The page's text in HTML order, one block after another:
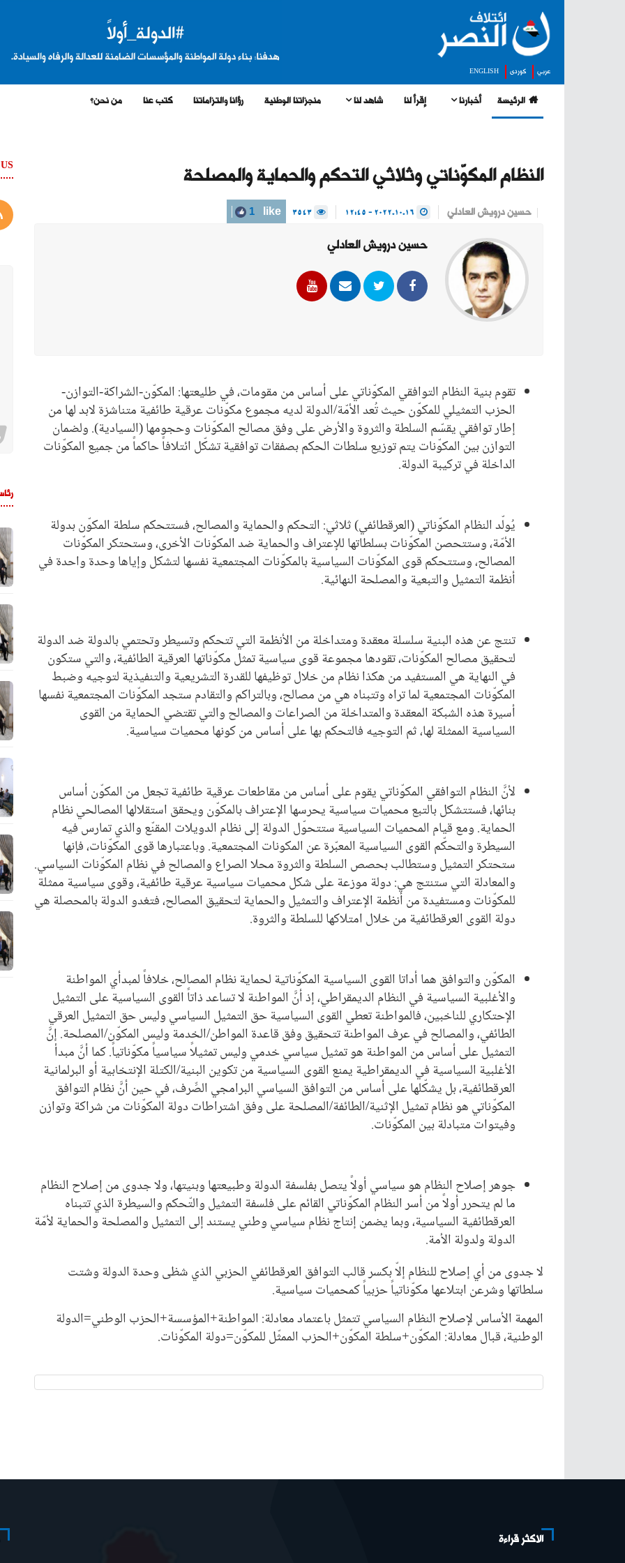
ENGLISH كوردى عربي
الرئيسة أخبارنا إقرأ لنا شاهد لنا منجزاتنا الوطنية رؤانا والتزاماتنا كتب عنا من نحن؟
النظام المكوّناتي وثلاثي التحكم والحماية والمصلحة
حسين درويش العادلي like
1
حسين درويش العادلي
تقوم بنية النظام التوافقي المكوّناتي على أساس من مقومات، في طليعتها: المكوّن-الشراكة-التوازن-
الحزب التمثيلي للمكوّن حيث تُعد الأمّة/الدولة لديه مجموع مكوّنات عرقية طائفية متناشزة لابد لها من
إطار توافقي يقسّم السلطة والثروة والأرض على وفق مصالح المكوّنات وحجومها (السيادية). ولضمان
التوازن بين المكوّنات يتم توزيع سلطات الحكم بصفقات توافقية تشكّل ائتلافاً حاكماً من جميع المكوّنات
الداخلة في تركيبة الدولة.
يُولّد النظام المكوّناتي (العرقطائفي) ثلاثي: التحكم والحماية والمصالح، فستتحكم سلطة المكوّن بدولة
الأمّة، وستتحصن المكوّنات بسلطاتها للإعتراف والحماية ضد المكوّنات الأخرى، وستحتكر المكوّنات
المصالح، وستتحكم قوى المكوّنات السياسية بالمكوّنات المجتمعية نفسها لتشكل وإياها وحدة واحدة في
أنظمة التمثيل والتبعية والمصلحة النهائية.
تنتج عن هذه البنية سلسلة معقدة ومتداخلة من الأنظمة التي تتحكم وتسيطر وتحتمي بالدولة ضد الدولة
لتحقيق مصالح المكوّنات، تقودها مجموعة قوى سياسية تمثل مكوّناتها العرقية الطائفية، والتي ستكون
في النهاية هي المستفيد من هكذا نظام من خلال توظيفها للقدرة التشريعية والتنفيذية لتوجيه وضبط
المكوّنات المجتمعية لما تراه وتتبناه هي من مصالح، وبالتراكم والتقادم ستجد المكوّنات المجتمعية نفسها
أسيرة هذه الشبكة المعقدة والمتداخلة من الصراعات والمصالح والتي تقتضي الحماية من القوى
السياسية الممثلة لها، ثم التوجيه فالتحكم بها على أساس من كونها محميات سياسية.
لأنَّ النظام التوافقي المكوّناتي يقوم على أساس من مقاطعات عرقية طائفية تجعل من المكوّن أساس
بنائها، فستتشكل بالتبع محميات سياسية يحرسها الإعتراف بالمكوّن ويحقق استقلالها المصالحي نظام
الحماية. ومع قيام المحميات السياسية ستتحوّل الدولة إلى نظام الدويلات المقنّع والذي تمارس فيه
السيطرة والتحكّم القوى السياسية المعبّرة عن المكونات المجتمعية. وباعتبارها قوى المكوّنات، فإنها
ستحتكر التمثيل وستطالب بحصص السلطة والثروة محلا الصراع والمصالح في نظام المكوّنات السياسي.
والمعادلة التي ستنتج هي: دولة موزعة على شكل محميات سياسية عرقية طائفية، وقوى سياسية ممثلة
للمكوّنات ومستفيدة من أنظمة الإعتراف والتمثيل والحماية لتحقيق المصالح، فتغدو الدولة بالمحصلة هي
دولة القوى العرقطائفية من خلال امتلاكها للسلطة والثروة.
المكوّن والتوافق هما أداتا القوى السياسية المكوّناتية لحماية نظام المصالح، خلافاً لمبدأي المواطنة
والأغلبية السياسية في النظام الديمقراطي، إذ أنَّ المواطنة لا تساعد ذاتاً القوى السياسية على التمثيل
الإحتكاري للناخبين، فالمواطنة تعطي القوى السياسية حق التمثيل السياسي وليس حق التمثيل العرقي
الطائفي، والمصالح في عرف المواطنة تتحقيق وفق قاعدة المواطن/الخدمة وليس المكوّن/المصلحة. إنَّ
التمثيل على أساس من المواطنة هو تمثيل سياسي خدمي وليس تمثيلاً سياسياً مكوّناتياً. كما أنَّ مبدأ
الأغلبية السياسية في الديمقراطية يمنع القوى السياسية من تكوين البنية/الكتلة الإنتخابية أو البرلمانية
العرقطائفية، بل يشكّلها على أساس من التوافق السياسي البرامجي الصِّرف، في حين أنَّ نظام التوافق
المكوّناتي هو نظام تمثيل الإثنية/الطائفة/المصلحة على وفق اشتراطات دولة المكوّنات من شراكة وتوازن
وفيتوات متبادلة بين المكوّنات.
جوهر إصلاح النظام هو سياسي أولاً يتصل بفلسفة الدولة وطبيعتها وبنيتها، ولا جدوى من إصلاح النظام
ما لم يتحرر أولاً من أسر النظام المكوّناتي القائم على فلسفة التمثيل والتّحكم والسيطرة الذي تتبناه
العرقطائفية السياسية، وبما يضمن إنتاج نظام سياسي وطني يستند إلى التمثيل والمصلحة والحماية لأمّة
الدولة ولدولة الأمة.
لا جدوى من أي إصلاح للنظام إلاّ بكسر قالب التوافق العرقطائفي الحزبي الذي شظى وحدة الدولة وشتت
سلطاتها وشرعن ابتلاعها مكوّناتياً حزبياً كمحميات سياسية.
المهمة الأساس لإصلاح النظام السياسي تتمثل باعتماد معادلة: المواطنة+المؤسسة+الحزب الوطني=الدولة
الوطنية، قبال معادلة: المكوّن+سلطة المكوّن+الحزب الممثّل للمكوّن=دولة المكوّنات.
الاكثر قراءة